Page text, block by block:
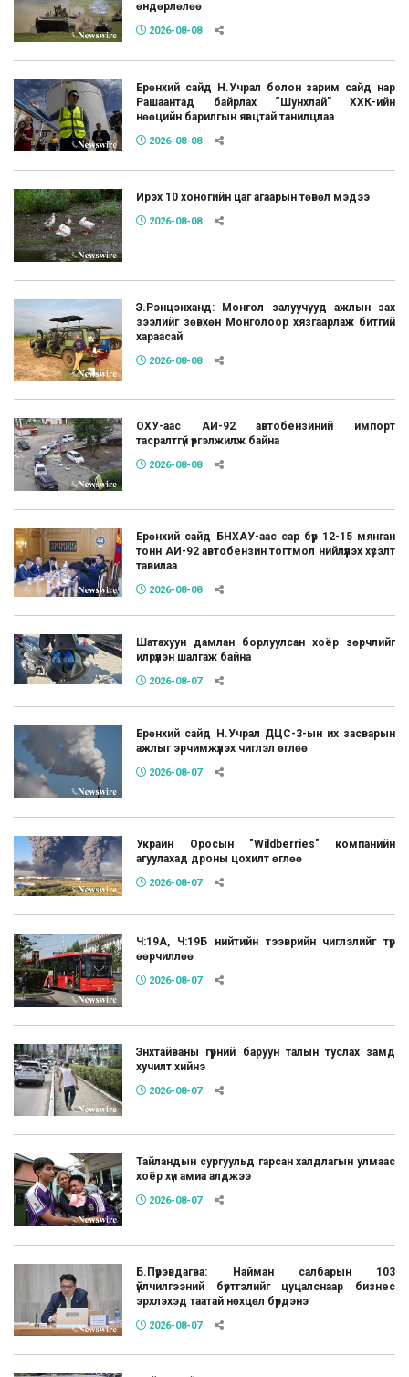
өндөрлөлөө
2026-08-08
Ерөнхий сайд Н.Учрал болон зарим сайд нар
Рашаантад байрлах “Шунхлай” ХХК-ийн
нөөцийн барилгын явцтай танилцлаа
2026-08-08
Ирэх 10 хоногийн цаг агаарын төвөл мэдээ
2026-08-08
Э.Рэнцэнханд: Монгол залуучууд ажлын зах
зээлийг зөвхөн Монголоор хязгаарлаж битгий
хараасай
2026-08-08
ОХУ-аас АИ-92 автобензиний импорт
тасралтгүй үргэлжилж байна
2026-08-08
Ерөнхий сайд БНХАУ-аас сар бүр 12-15 мянган
тонн АИ-92 автобензин тогтмол нийлүүлэх хүсэлт
тавилаа
2026-08-08
Шатахуун дамлан борлуулсан хоёр зөрчлийг
илрүүлэн шалгаж байна
2026-08-07
Ерөнхий сайд Н.Учрал ДЦС-3-ын их засварын
ажлыг эрчимжүүлэх чиглэл өглөө
2026-08-07
Украин Оросын "Wildberries" компанийн
агуулахад дроны цохилт өглөө
2026-08-07
Ч:19А, Ч:19Б нийтийн тээврийн чиглэлийг түр
өөрчиллөө
2026-08-07
Энхтайваны гүүрний баруун талын туслах замд
хучилт хийнэ
2026-08-07
Тайландын сургуульд гарсан халдлагын улмаас
хоёр хүн амиа алджээ
2026-08-07
Б.Пүрэвдагва: Найман салбарын 103
үйлчилгээний бүртгэлийг цуцалснаар бизнес
эрхлэхэд таатай нөхцөл бүрдэнэ
2026-08-07